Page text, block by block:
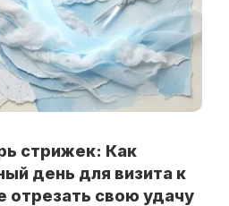
стрижек: Как
день для визита к
отрезать свою удачу